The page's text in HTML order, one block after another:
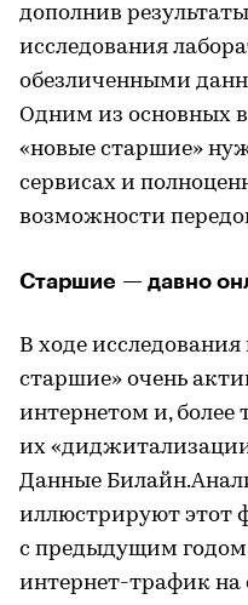
дополнив
исследования
обезличенными
Одним из основных
«новые старшие»
сервисах и
возможности
Старшие — давно
В ходе
старшие» очень
интернетом и, более
их
Данные
иллюстрируют этот
с предыдущим годом
интернет-трафик на